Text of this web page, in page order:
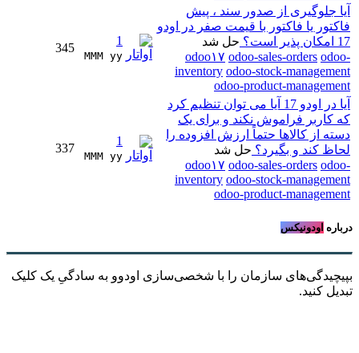
آیا جلوگیری از صدور سند ، پیش
فاکتور یا فاکتور با قیمت صفر در اودو
17 امکان پذیر است؟
حل شد
odoo۱۷ odoo-sales-orders odoo-
inventory odoo-stock-management
odoo-product-management
1
MMM yy
345
آیا در اودو 17 آیا می توان تنظیم کرد
که کاربر فراموش نکند و برای یک
دسته از کالاها حتماً ارزش افزوده را
لحاظ کند و بگیرد؟ حل شد
odoo۱۷ odoo-sales-orders odoo-
inventory odoo-stock-management
odoo-product-management
1
MMM yy
337
درباره اودونیکس
بپیچیدگی‌های سازمان را با شخصی‌سازی اودوو به سادگیِ یک کلیک
تبدیل کنید.